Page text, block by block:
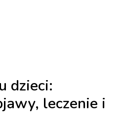
dzieci:
leczenie i